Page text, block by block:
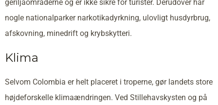
geriljaområderne og er ikke sikre for turister. Derudover har
nogle nationalparker narkotikadyrkning, ulovligt husdyrbrug,
afskovning, minedrift og krybskytteri.
Klima
Selvom Colombia er helt placeret i troperne, gør landets store
højdeforskelle klimaændringen. Ved Stillehavskysten og på